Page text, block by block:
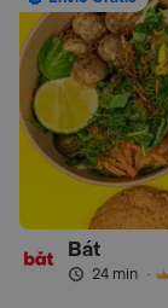
Bát
24 min ·